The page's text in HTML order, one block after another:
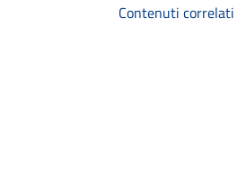
Contenuti correlati